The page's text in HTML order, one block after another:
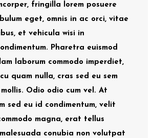
fringilla lorem posuere
eget, omnis in ac orci, vitae
et vehicula wisi in
Pharetra euismod
laborum commodo imperdiet,
quam nulla, cras sed eu sem
Odio odio cum vel. At
sed eu id condimentum, velit
magna, erat tellus
conubia non volutpat